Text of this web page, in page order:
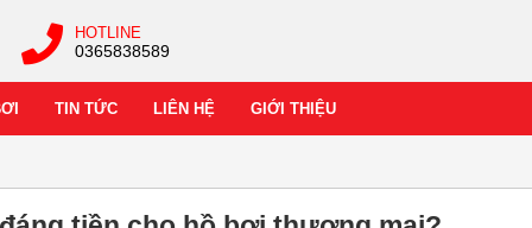
HOTLINE
0365838589
TIN TỨC LIÊN HỆ GIỚI THIỆU